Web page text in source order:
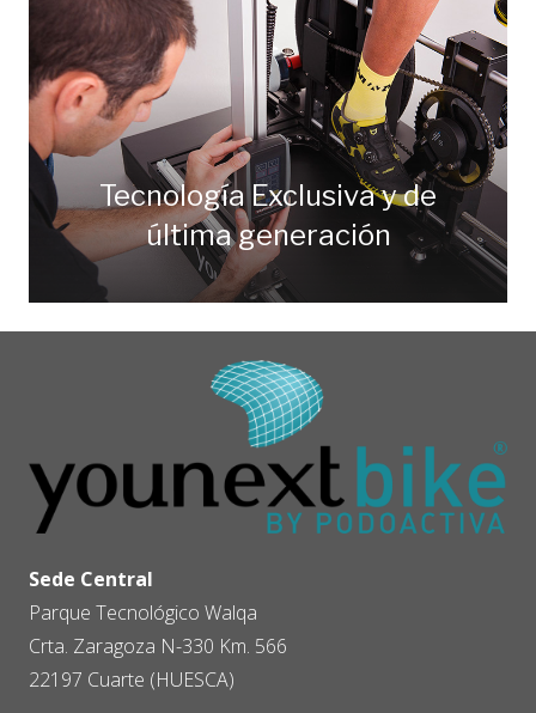
Tecnología Exclusiva y de
última generación
Sede Central
Parque Tecnológico Walqa
Crta. Zaragoza N-330 Km. 566
22197 Cuarte (HUESCA)